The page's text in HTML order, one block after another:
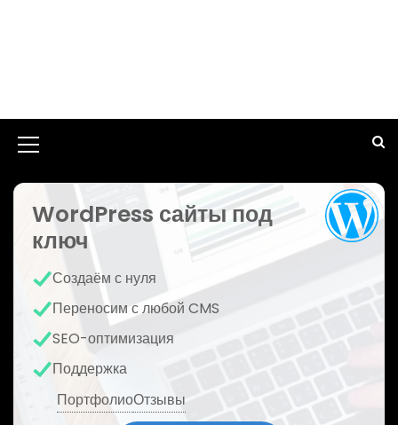
И
к
о
н
к
а
м
WordPress сайты под
ключ
Создаём с нуля
Переносим с любой CMS
SEO-оптимизация
Поддержка
ПортфолиоОтзывы